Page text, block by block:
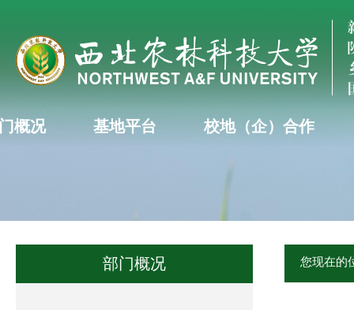
概况 基地平台 校地（企）合作
部门概况 您现在的